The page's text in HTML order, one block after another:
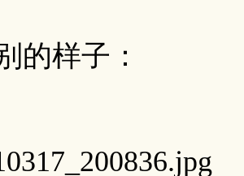
的样子：